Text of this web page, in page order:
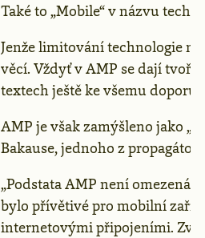
Také to „Mobile“ v názvu
Jenže limitování technologie
věcí. Vždyť v AMP se dají
textech ještě ke všemu
AMP je však zamýšleno jako
Bakause, jednoho z
„Podstata AMP není omezená
bylo přívětivé pro mobilní
internetovými připojeními.